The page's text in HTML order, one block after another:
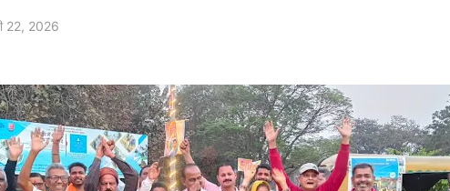
22, 2026